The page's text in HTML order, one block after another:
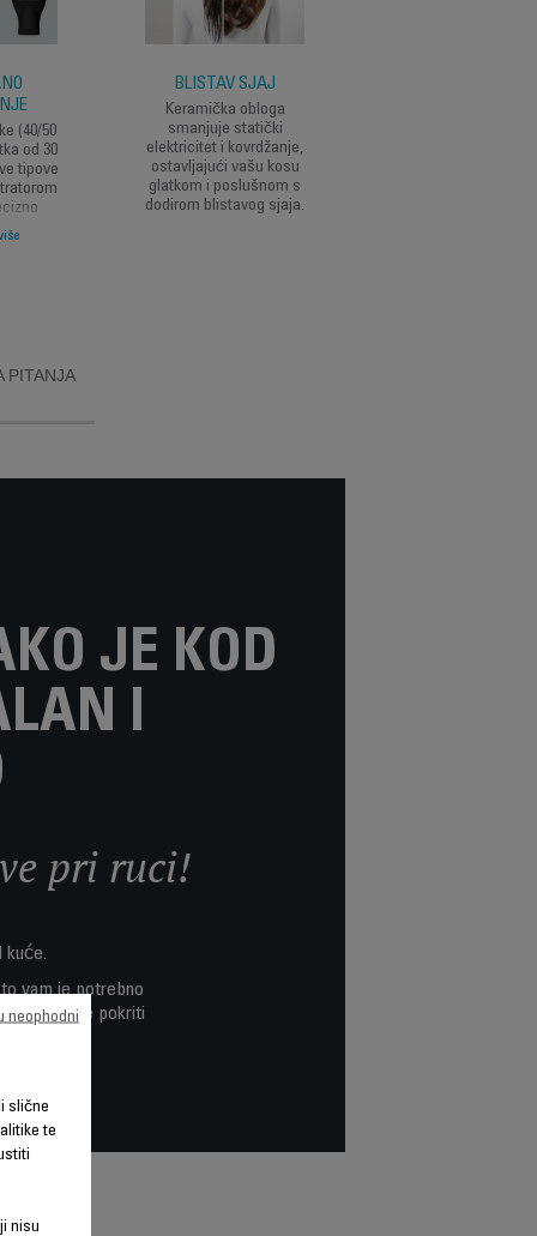
(40/50
od 30
tipove
za
i
BLISTAV SJAJ
Keramička obloga
smanjuje statički
elektricitet i kovrdžanje,
ostavljajući vašu kosu
glatkom i poslušnom s
dodirom blistavog sjaja.
PITANJA
JE KOD
I
pri ruci!
kuće.
vam je potrebno
koje će pokriti
slične
te
nisu
neophodni